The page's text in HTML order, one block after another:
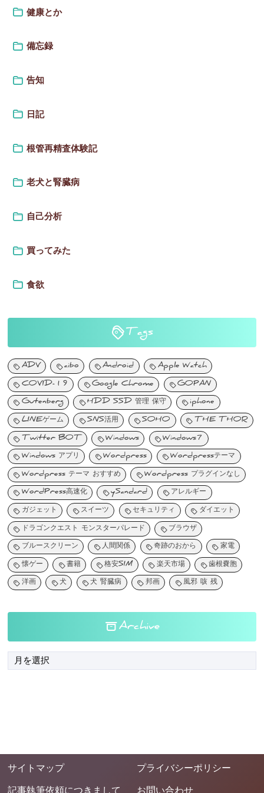
健康とか
備忘録
告知
日記
根管再精査体験記
老犬と腎臓病
自己分析
買ってみた
食欲
Tags
ADV aibo Android Apple Watch
COVID-19 Google Chrome GOPAN
Gutenberg HDD SSD 管理 保守 iphone
LINEゲーム SNS活用 SOHO THE THOR
Twitter BOT Windows Windows7
Windows アプリ Wordpress Wordpressテーマ
Wordpress テーマ おすすめ Wordpress プラグインなし
WordPress高速化 ySandard アレルギー
ガジェット スイーツ セキュリティ ダイエット
ドラゴンクエスト モンスターパレード ブラウザ
ブルースクリーン 人間関係 奇跡のおから 家電
懐ゲー 書籍 格安SIM 楽天市場 歯根嚢胞
洋画 犬 犬 腎臓病 邦画 風邪 咳 残
Archive
サイトマップ プライバシーポリシー
記事執筆依頼につきまして お問い合わせ